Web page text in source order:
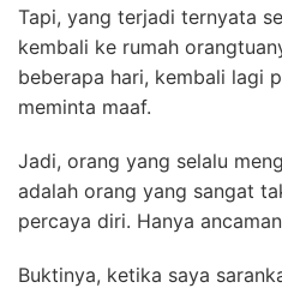
Tapi, yang terjadi ternyata
kembali ke rumah
beberapa hari, kembali lagi
meminta maaf.
Jadi, orang yang selalu
adalah orang yang sangat
percaya diri. Hanya
Buktinya, ketika saya